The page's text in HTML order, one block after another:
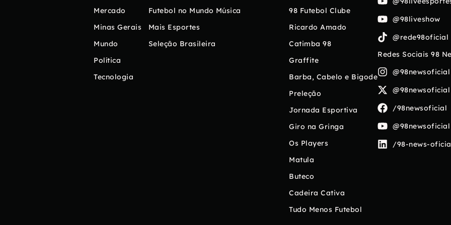
Mercado
Minas Gerais
Mundo
Política
Tecnologia
Futebol no Mundo
Mais Esportes
Seleção Brasileira
Música
98 Futebol Clube
Ricardo Amado
Catimba 98
Graffite
Barba, Cabelo e Bigode
Preleção
Jornada Esportiva
Giro na Gringa
Os Players
Matula
Buteco
Cadeira Cativa
Tudo Menos Futebol
@98liveshow
@rede98oficial
Redes Sociais 98
@98newsoficial
@98newsoficial
/98newsoficial
@98newsoficial
/98-news-